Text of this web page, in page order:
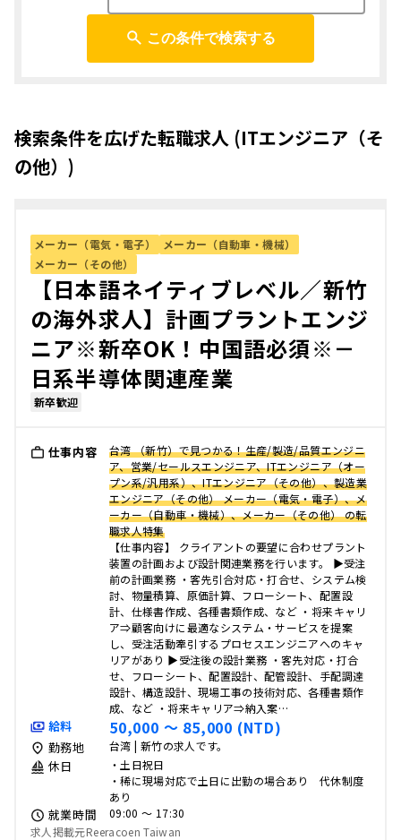
この条件で検索する
検索条件を広げた転職求人 (ITエンジニア（そ
の他）)
メーカー（電気・電子）
メーカー（自動車・機械）
メーカー（その他）
【日本語ネイティブレベル／新竹
の海外求人】計画プラントエンジ
ニア※新卒OK！中国語必須※－
日系半導体関連産業
新卒歓迎
仕事内容
台湾 （新竹）で見つかる！生産/製造/品質エンジニ
ア、営業/セールスエンジニア、ITエンジニア（オー
プン系/汎用系）、ITエンジニア（その他）、製造業
エンジニア（その他） メーカー（電気・電子）、メ
ーカー（自動車・機械）、メーカー（その他） の転
職求人特集
【仕事内容】 クライアントの要望に合わせプラント
装置の計画および設計関連業務を行います。 ▶受注
前の計画業務 ・客先引合対応・打合せ、システム検
討、物量積算、原価計算、フローシート、配置設
計、仕様書作成、各種書類作成、など ・将来キャリ
ア⇒顧客向けに最適なシステム・サービスを提案
し、受注活動牽引するプロセスエンジニアへのキャ
リアがあり ▶受注後の設計業務 ・客先対応・打合
せ、フローシート、配置設計、配管設計、手配調達
設計、構造設計、現場工事の技術対応、各種書類作
成、など ・将来キャリア⇒納入案…
給料 50,000 〜 85,000 (NTD)
勤務地 台湾 | 新竹の求人です。
休日
・土日祝日
・稀に現場対応で土日に出勤の場合あり 代休制度
あり
就業時間
09:00 〜 17:30
求人掲載元Reeracoen Taiwan